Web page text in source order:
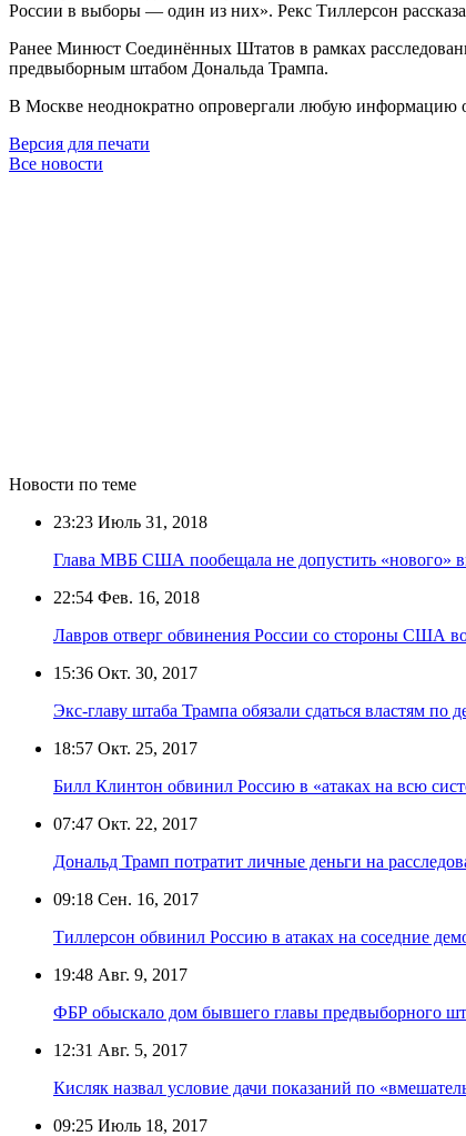
России в выборы — один из них». Рекс Тиллерсон
Ранее Минюст Соединённых Штатов в рамках
предвыборным штабом Дональда Трампа.
В Москве неоднократно опровергали любую информацию
Версия для печати
Все новости
Новости по теме
23:23 Июль 31, 2018
Глава МВБ США пообещала не допустить «нового»
22:54 Фев. 16, 2018
Лавров отверг обвинения России со стороны США
15:36 Окт. 30, 2017
Экс-главу штаба Трампа обязали сдаться властям по
18:57 Окт. 25, 2017
Билл Клинтон обвинил Россию в «атаках на всю
07:47 Окт. 22, 2017
Дональд Трамп потратит личные деньги на
09:18 Сен. 16, 2017
Тиллерсон обвинил Россию в атаках на соседние
19:48 Авг. 9, 2017
ФБР обыскало дом бывшего главы предвыборного
12:31 Авг. 5, 2017
Кисляк назвал условие дачи показаний по
09:25 Июль 18, 2017